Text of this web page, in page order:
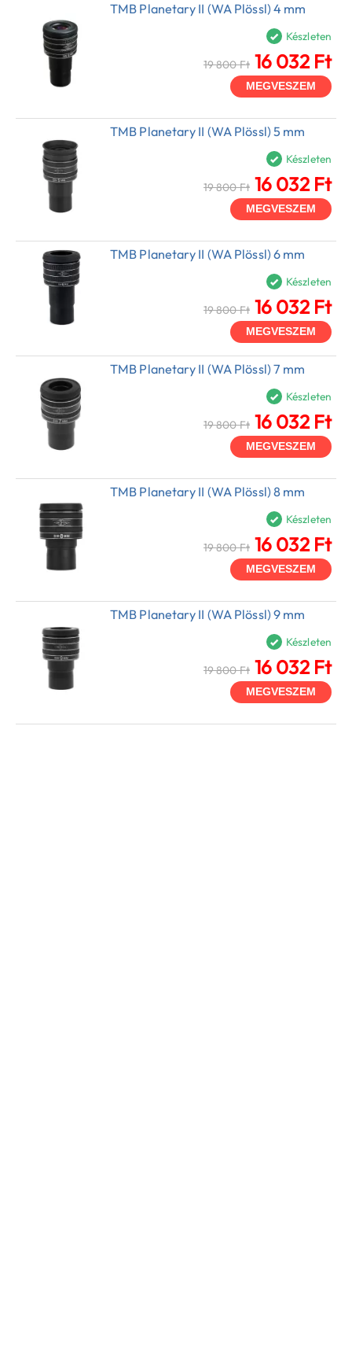
TMB Planetary II (WA Plössl) 4 mm
Készleten
19 800 Ft 16 032 Ft
MEGVESZEM
TMB Planetary II (WA Plössl) 5 mm
Készleten
19 800 Ft 16 032 Ft
MEGVESZEM
TMB Planetary II (WA Plössl) 6 mm
Készleten
19 800 Ft 16 032 Ft
MEGVESZEM
TMB Planetary II (WA Plössl) 7 mm
Készleten
19 800 Ft 16 032 Ft
MEGVESZEM
TMB Planetary II (WA Plössl) 8 mm
Készleten
19 800 Ft 16 032 Ft
MEGVESZEM
TMB Planetary II (WA Plössl) 9 mm
Készleten
19 800 Ft 16 032 Ft
MEGVESZEM